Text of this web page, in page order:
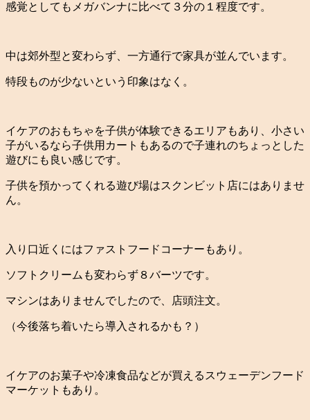
感覚としてもメガバンナに比べて３分の１程度です。
中は郊外型と変わらず、一方通行で家具が並んでいます。
特段ものが少ないという印象はなく。
イケアのおもちゃを子供が体験できるエリアもあり、小さい
子がいるなら子供用カートもあるので子連れのちょっとした
遊びにも良い感じです。
子供を預かってくれる遊び場はスクンビット店にはありませ
ん。
入り口近くにはファストフードコーナーもあり。
ソフトクリームも変わらず８バーツです。
マシンはありませんでしたので、店頭注文。
（今後落ち着いたら導入されるかも？）
イケアのお菓子や冷凍食品などが買えるスウェーデンフード
マーケットもあり。